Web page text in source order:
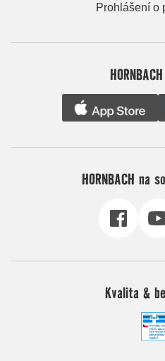
Prohlášení o
HORNBACH na
Kvalita &